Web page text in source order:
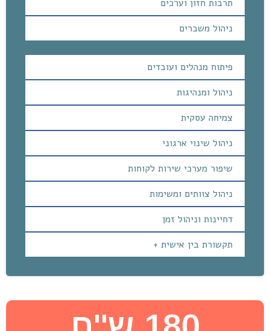
תרבות חזון וערכים
ניהול משברים
פיתוח מנהלים ועובדים
ניהול ומנהיגות
צמיחה עסקית
ניהול שינוי ארגוני
שיפור מערכי שירות לקוחות
ניהול צוותים ומשימות
דחיינות וניהול זמן
תקשורת בין אישית +